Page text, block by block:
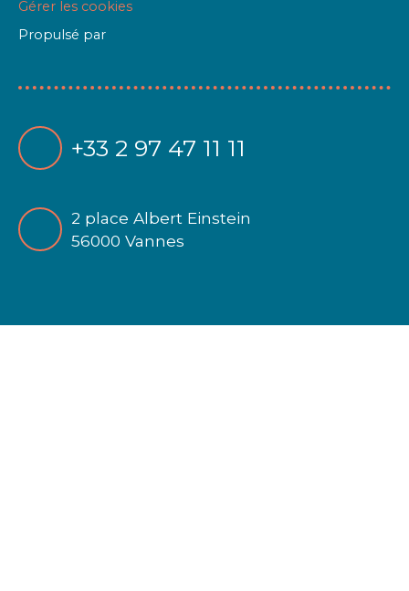
Gérer les cookies
Propulsé par
+33 2 97 47 11 11
2 place Albert Einstein
56000 Vannes